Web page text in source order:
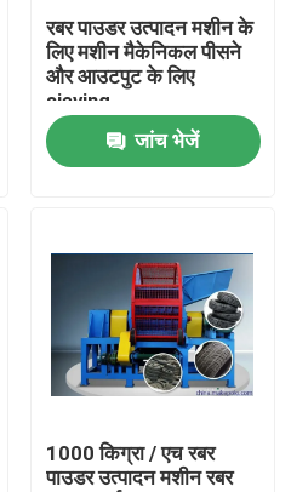
रबर पाउडर उत्पादन मशीन के
लिए मशीन मैकेनिकल पीसने
और आउटपुट के लिए
sieving
जांच भेजें
1000 किग्रा / एच रबर
पाउडर उत्पादन मशीन रबर